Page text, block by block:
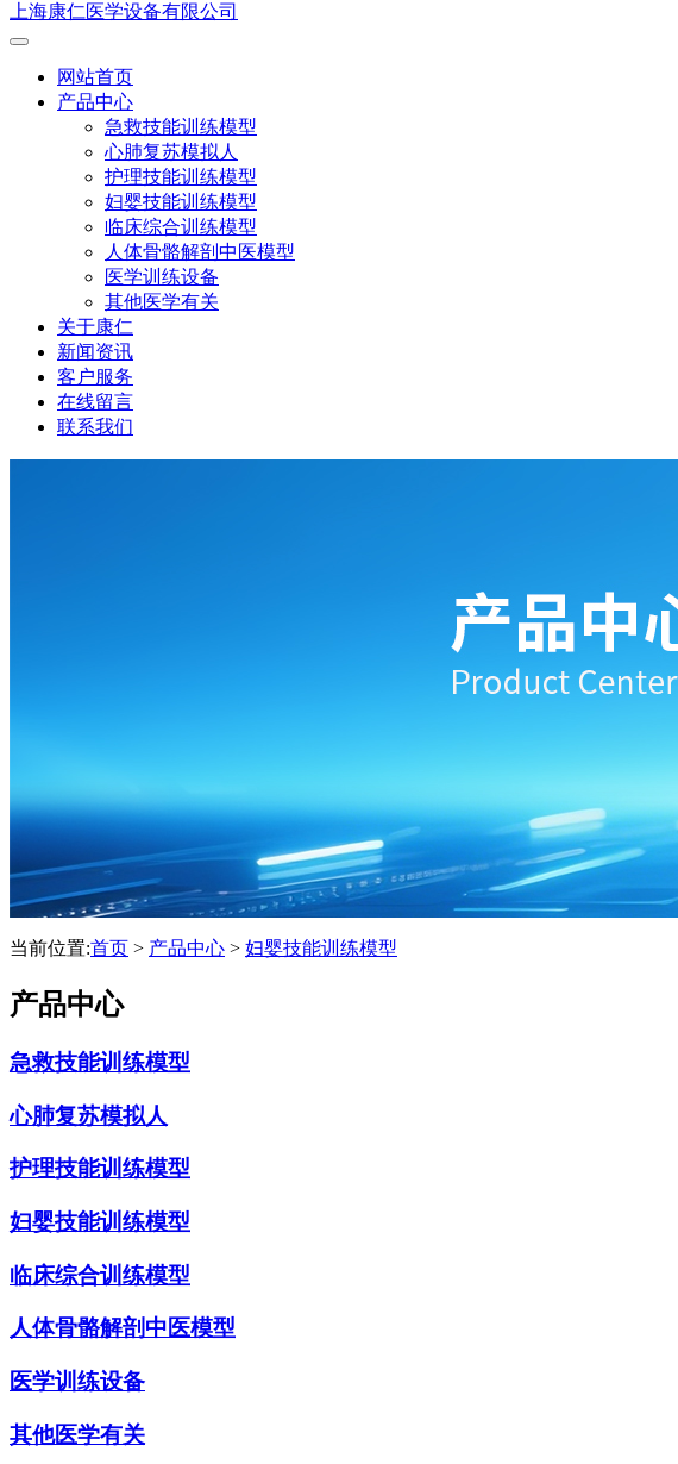
上海康仁医学设备有限公司
网站首页
产品中心
急救技能训练模型
心肺复苏模拟人
护理技能训练模型
妇婴技能训练模型
临床综合训练模型
人体骨骼解剖中医模型
医学训练设备
其他医学有关
关于康仁
新闻资讯
客户服务
在线留言
联系我们
当前位置:首页 > 产品中心 > 妇婴技能训练模型
产品中心
急救技能训练模型
心肺复苏模拟人
护理技能训练模型
妇婴技能训练模型
临床综合训练模型
人体骨骼解剖中医模型
医学训练设备
其他医学有关